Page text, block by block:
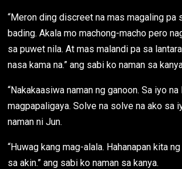
“Meron ding discreet na mas magaling pa
bading. Akala mo machong-macho pero
sa puwet nila. At mas malandi pa sa
nasa kama na.” ang sabi ko naman sa
“Nakakaasiwa naman ng ganoon. Sa iyo
magpapaligaya. Solve na solve na ako sa
naman ni Jun.
“Huwag kang mag-alala. Hahanapan kita
sa akin.” ang sabi ko naman sa kanya.